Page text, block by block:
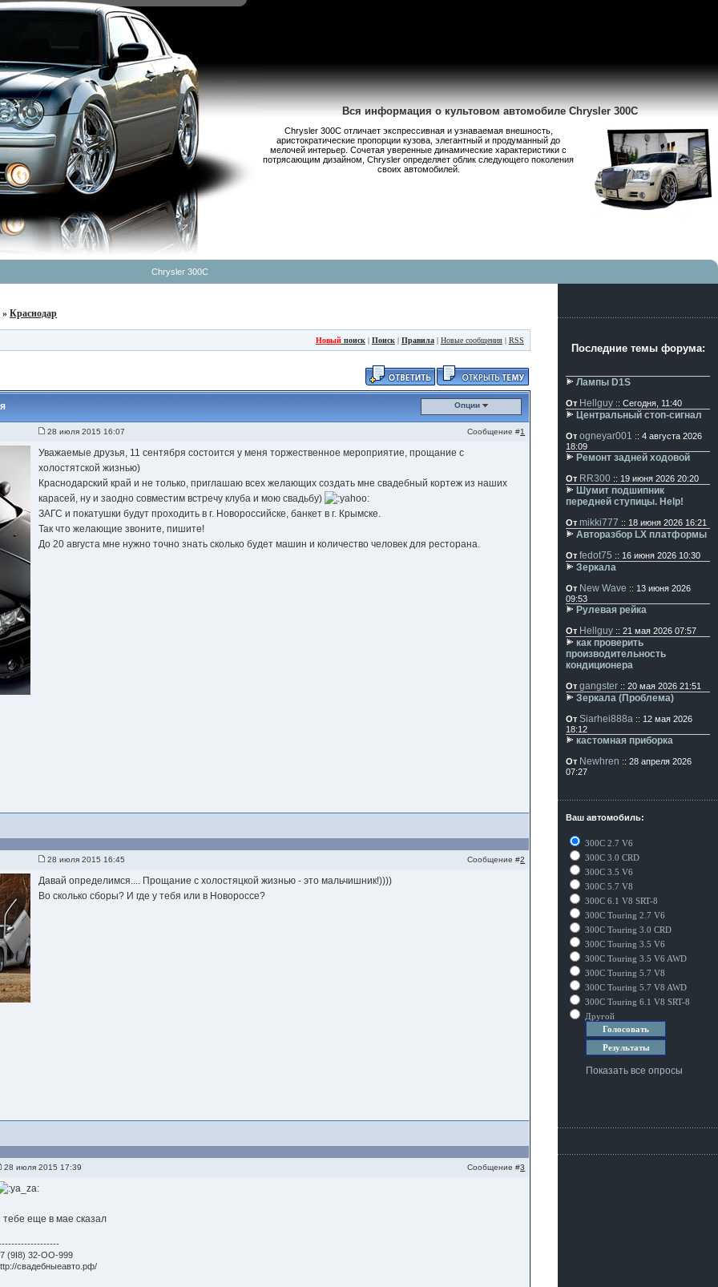
Вся информация о культовом автомобиле Chrysler 300C
Chrysler 300С отличает экспрессивная и узнаваемая внешность,
аристократические пропорции кузова, элегантный и продуманный до
мелочей интерьер. Сочетая уверенные динамические характеристики с
потрясающим дизайном, Chrysler определяет облик следующего поколения
своих автомобилей.
Chrysler 300C
»Краснодар
Новыйпоиск| Поиск| Правила| Новые сообщения| RSS
Опции
28 июля 2015 16:07 Сообщение #1
Уважаемые друзья, 11 сентября состоится у меня торжественное мероприятие, прощание с
холостятской жизнью)
Краснодарский край и не только, приглашаю всех желающих создать мне свадебный кортеж из наших
карасей, ну и заодно совместим встречу клуба и мою свадьбу)
ЗАГС и покатушки будут проходить в г. Новороссийске, банкет в г. Крымске.
Так что желающие звоните, пишите!
До 20 августа мне нужно точно знать сколько будет машин и количество человек для ресторана.
28 июля 2015 16:45 Сообщение #2
Давай определимся.... Прощание с холостяцкой жизнью - это мальчишник!))))
Во сколько сборы? И где у тебя или в Новороссе?
28 июля 2015 17:39 Сообщение #3
тебе еще в мае сказал
(9I8) 32-OO-999
свадебныеавто.рф/
Последние темы форума:
Лампы D1S
От Hellguy :: Сегодня, 11:40
Центральный стоп-сигнал
От ogneyar001 :: 4 августа 2026
18:09
Ремонт задней ходовой
От RR300 :: 19 июня 2026 20:20
Шумит подшипник
передней ступицы. Help!
От mikki777 :: 18 июня 2026 16:21
Авторазбор LX платформы
От fedot75 :: 16 июня 2026 10:30
Зеркала
От New Wave :: 13 июня 2026
09:53
Рулевая рейка
От Hellguy :: 21 мая 2026 07:57
как проверить
производительность
кондиционера
От gangster :: 20 мая 2026 21:51
Зеркала (Проблема)
От Siarhei888a :: 12 мая 2026
18:12
кастомная приборка
От Newhren :: 28 апреля 2026
07:27
Ваш автомобиль:
300C 2.7 V6
300C 3.0 CRD
300C 3.5 V6
300C 5.7 V8
300C 6.1 V8 SRT-8
300C Touring 2.7 V6
300C Touring 3.0 CRD
300C Touring 3.5 V6
300C Touring 3.5 V6 AWD
300C Touring 5.7 V8
300C Touring 5.7 V8 AWD
300C Touring 6.1 V8 SRT-8
Другой
Показать все опросы